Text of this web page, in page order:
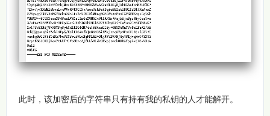
此时，该加密后的字符串只有持有我的私钥的人才能解开。